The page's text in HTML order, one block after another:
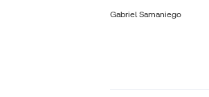
Gabriel Samaniego